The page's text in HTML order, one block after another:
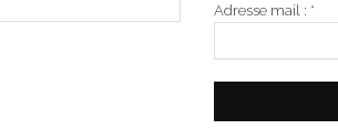
Adresse mail : *